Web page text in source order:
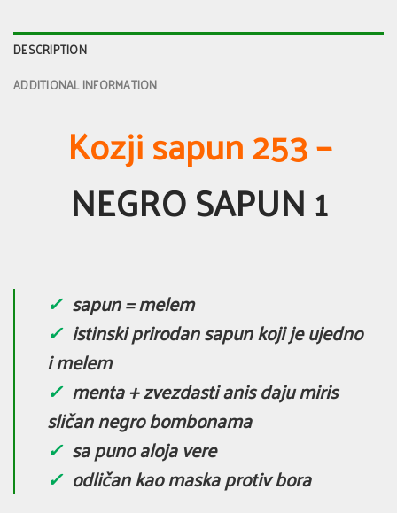
DESCRIPTION
ADDITIONAL INFORMATION
Kozji sapun 253 –
NEGRO SAPUN 1
✓ sapun = melem
✓ istinski prirodan sapun koji je ujedno
i melem
✓ menta + zvezdasti anis daju miris
sličan negro bombonama
✓sa puno aloja vere
✓ odličan kao maska protiv bora